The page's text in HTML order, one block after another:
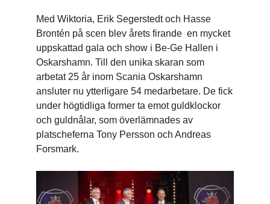
Med Wiktoria, Erik Segerstedt och Hasse
Brontén på scen blev årets firande en mycket
uppskattad gala och show i Be-Ge Hallen i
Oskarshamn. Till den unika skaran som
arbetat 25 år inom Scania Oskarshamn
ansluter nu ytterligare 54 medarbetare. De fick
under högtidliga former ta emot guldklockor
och guldnålar, som överlämnades av
platscheferna Tony Persson och Andreas
Forsmark.